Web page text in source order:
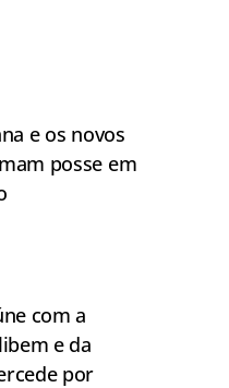
e os novos
posse em
com a
e da
por